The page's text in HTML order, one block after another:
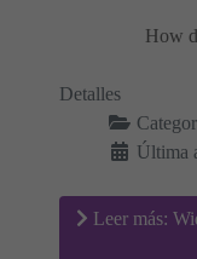
How
Detalles
Última
Leer más: